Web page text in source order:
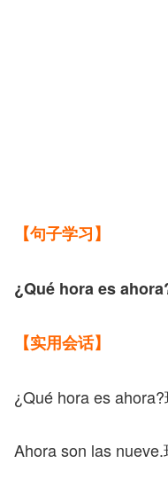
【句子学习】
¿Qué hora es
【实用会话】
¿Qué hora es
Ahora son las nueve.